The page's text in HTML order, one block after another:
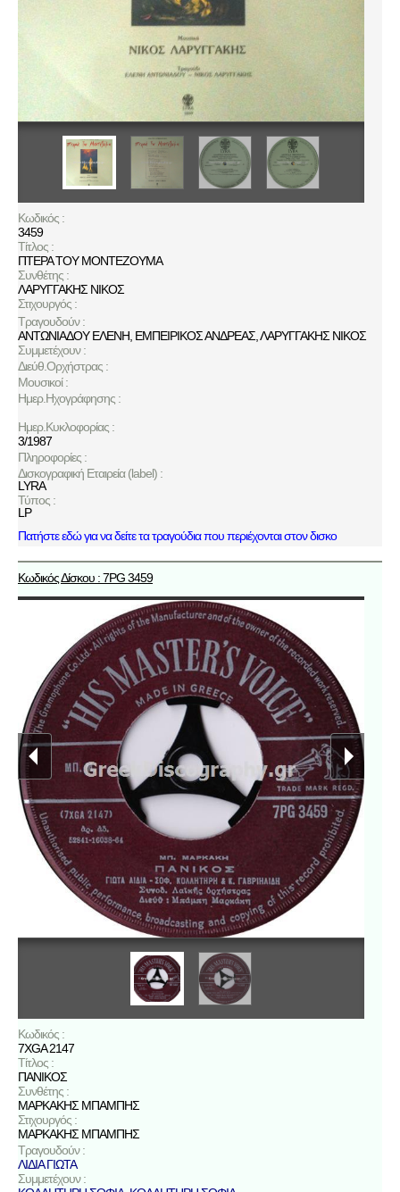
Κωδικός :
3459
Τίτλος :
ΠΤΕΡΑ ΤΟΥ ΜΟΝΤΕΖΟΥΜΑ
Συνθέτης :
ΛΑΡΥΓΓΑΚΗΣ ΝΙΚΟΣ
Στιχουργός :
Τραγουδούν :
ΑΝΤΩΝΙΑΔΟΥ ΕΛΕΝΗ, ΕΜΠΕΙΡΙΚΟΣ ΑΝΔΡΕΑΣ,ΛΑΡΥΓΓΑΚΗΣ ΝΙΚΟΣ
Συμμετέχουν :
Διεύθ.Ορχήστρας :
Μουσικοί :
Ημερ.Ηχογράφησης :
Ημερ.Κυκλοφορίας :
3/1987
Πληροφορίες :
Δισκογραφική Εταιρεία (label) :
LYRA
Τύπος :
LP
Πατήστε εδώ για να δείτε τα τραγούδια που περιέχονται στον δισκο
Κωδικός Δίσκου : 7PG 3459
Κωδικός :
7XGA 2147
Τίτλος :
ΠΑΝΙΚΟΣ
Συνθέτης :
ΜΑΡΚΑΚΗΣ ΜΠΑΜΠΗΣ
Στιχουργός :
ΜΑΡΚΑΚΗΣ ΜΠΑΜΠΗΣ
Τραγουδούν :
ΛΙΔΙΑ ΓΙΩΤΑ
Συμμετέχουν :